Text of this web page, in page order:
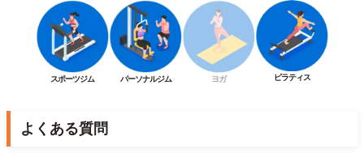
スポーツジム パーソナルジム ヨガ ピラティス
よくある質問